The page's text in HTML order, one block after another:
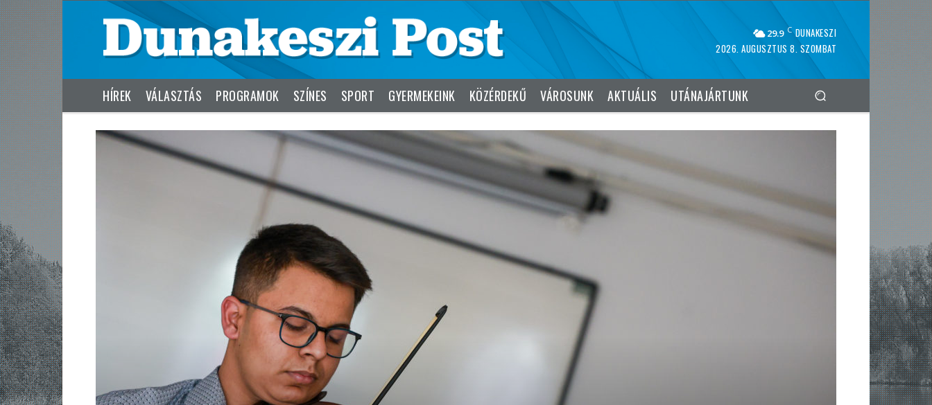
29.9 C DUNAKESZI
2026. AUGUSZTUS 8. SZOMBAT
HÍREK VÁLASZTÁS PROGRAMOK SZÍNES SPORT GYERMEKEINK KÖZÉRDEKŰ VÁROSUNK AKTUÁLIS UTÁNAJÁRTUNK